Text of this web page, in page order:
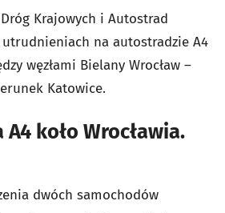
Krajowych i Autostrad
na autostradzie A4
węzłami Bielany Wrocław –
Katowice.
koło Wrocławia.
dwóch samochodów